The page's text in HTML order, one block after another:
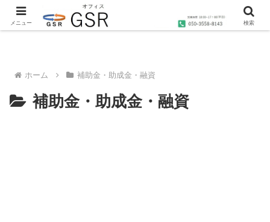
沖縄の社労士・行政書士・1級FP技能士によるコンサルティングならオフィス
ホーム 補助金・助成金・融資
補助金・助成金・融資
メニュー 検索